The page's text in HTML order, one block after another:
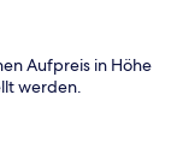
Aufpreis in Höhe
werden.